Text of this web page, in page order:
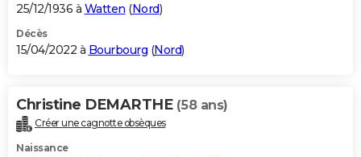
25/12/1936 à Watten (Nord)
Décès
15/04/2022 à Bourbourg (Nord)
Christine DEMARTHE (58 ans)
Créer une cagnotte obsèques
Naissance